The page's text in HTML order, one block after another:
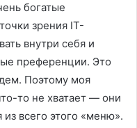
богатые
зрения IT-
внутри себя и
преференции. Это
Поэтому моя
то не хватает — они
всего этого «меню».